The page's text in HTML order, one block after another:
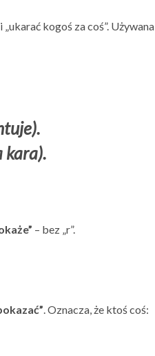
„ukarać kogoś za coś”. Używana
kara).
– bez „r”.
. Oznacza, że ktoś coś: